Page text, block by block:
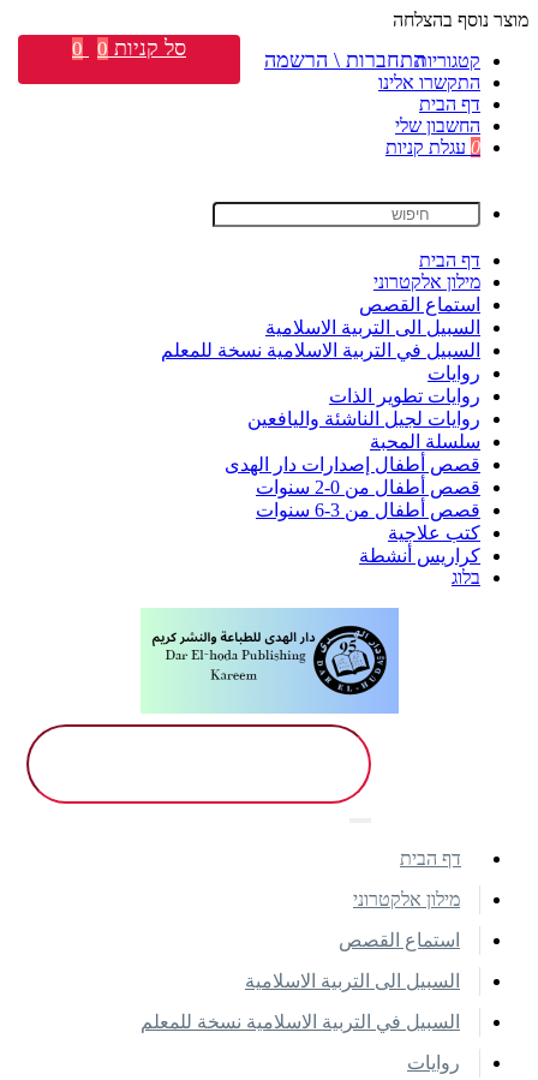
מוצר נוסף בהצלחה
קטגוריות
התקשרו אלינו
דף הבית
החשבון שלי
0 עגלת קניות
דף הבית
מילון אלקטרוני
استماع القصص
السبيل الى التربية الاسلامية
السبيل في التربية الاسلامية نسخة للمعلم
روايات
روايات تطوير الذات
روايات لجيل الناشئة واليافعين
سلسلة المحبة
قصص أطفال إصدارات دار الهدى
قصص أطفال من 0-2 سنوات
قصص أطفال من 3-6 سنوات
كتب علاجية
كراريس أنشطة
בלוג
התחברות \ הרשמה סל קניות 0
0
דף הבית
מילון אלקטרוני
استماع القصص
السبيل الى التربية الاسلامية
السبيل في التربية الاسلامية نسخة للمعلم
روايات